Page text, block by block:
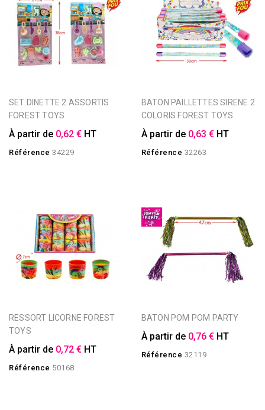
SET DINETTE 2 ASSORTIS
FOREST TOYS
À partir de 0,62 € HT
Référence 34229
BATON PAILLETTES SIRENE 2
COLORIS FOREST TOYS
À partir de 0,63 € HT
Référence 32263
RESSORT LICORNE FOREST
TOYS
À partir de 0,72 € HT
Référence 50168
BATON POM POM PARTY
À partir de 0,76 € HT
Référence 32119